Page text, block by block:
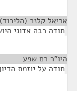
אריאל קלנר (הליכוד)
תודה רבה אדוני
היו"ר רם שפע
תודה על יוזמת